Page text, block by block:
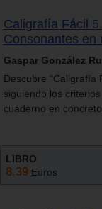
Caligrafía Fácil
Consonantes en
Gaspar González
Descubre "Caligrafía
siguiendo los
cuaderno en
LIBRO
8.39 Euros